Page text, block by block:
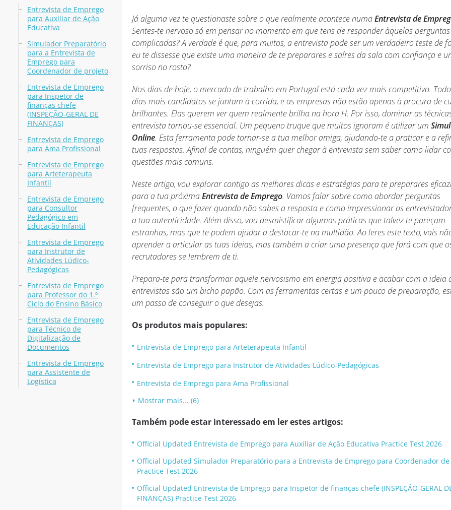
Entrevista de Emprego
para Auxiliar de Ação
Educativa
Simulador Preparatório
para a Entrevista de
Emprego para
Coordenador de projeto
Entrevista de Emprego
para Inspetor de
finanças chefe
(INSPEÇÃO-GERAL DE
FINANÇAS)
Entrevista de Emprego
para Ama Profissional
Entrevista de Emprego
para Arteterapeuta
Infantil
Entrevista de Emprego
para Consultor
Pedagógico em
Educação Infantil
Entrevista de Emprego
para Instrutor de
Atividades Lúdico-
Pedagógicas
Entrevista de Emprego
para Professor do 1.º
Ciclo do Ensino Básico
Entrevista de Emprego
para Técnico de
Digitalização de
Documentos
Entrevista de Emprego
para Assistente de
Logística
Já alguma vez te questionaste sobre o que realmente acontece numaEntrevista de
Sentes-te nervoso só em pensar no momento em que tens de responder àquelas perguntas
complicadas? A verdade é que, para muitos, a entrevista pode ser um verdadeiro teste de
eu te dissesse que existe uma maneira de te preparares e saíres da sala com confiança e
sorriso no rosto?
Nos dias de hoje, o mercado de trabalho em Portugal está cada vez mais competitivo.
dias mais candidatos se juntam à corrida, e as empresas não estão apenas à procura de
brilhantes. Elas querem ver quem realmente brilha na hora H. Por isso, dominar as
entrevista tornou-se essencial. Um pequeno truque que muitos ignoram é utilizar um
Online. Esta ferramenta pode tornar-se a tua melhor amiga, ajudando-te a praticar e a
tuas respostas. Afinal de contas, ninguém quer chegar à entrevista sem saber como lidar
questões mais comuns.
Neste artigo, vou explorar contigo as melhores dicas e estratégias para te preparares
para a tua próximaEntrevista de Emprego. Vamos falar sobre como abordar perguntas
frequentes, o que fazer quando não sabes a resposta e como impressionar os
a tua autenticidade. Além disso, vou desmistificar algumas práticas que talvez te pareçam
estranhas, mas que te podem ajudar a destacar-te na multidão. Ao leres este texto, vais
aprender a articular as tuas ideias, mas também a criar uma presença que fará com que
recrutadores se lembrem de ti.
Prepara-te para transformar aquele nervosismo em energia positiva e acabar com a ideia
entrevistas são um bicho papão. Com as ferramentas certas e um pouco de preparação,
um passo de conseguir o que desejas.
Os produtos mais populares:
Entrevista de Emprego para Arteterapeuta Infantil
Entrevista de Emprego para Instrutor de Atividades Lúdico-Pedagógicas
Entrevista de Emprego para Ama Profissional
Mostrar mais... (6)
Também pode estar interessado em ler estes artigos:
Official Updated Entrevista de Emprego para Auxiliar de Ação Educativa Practice Test 2026
Official Updated Simulador Preparatório para a Entrevista de Emprego para Coordenador
Practice Test 2026
Official Updated Entrevista de Emprego para Inspetor de finanças chefe (INSPEÇÃO-GERAL
FINANÇAS) Practice Test 2026